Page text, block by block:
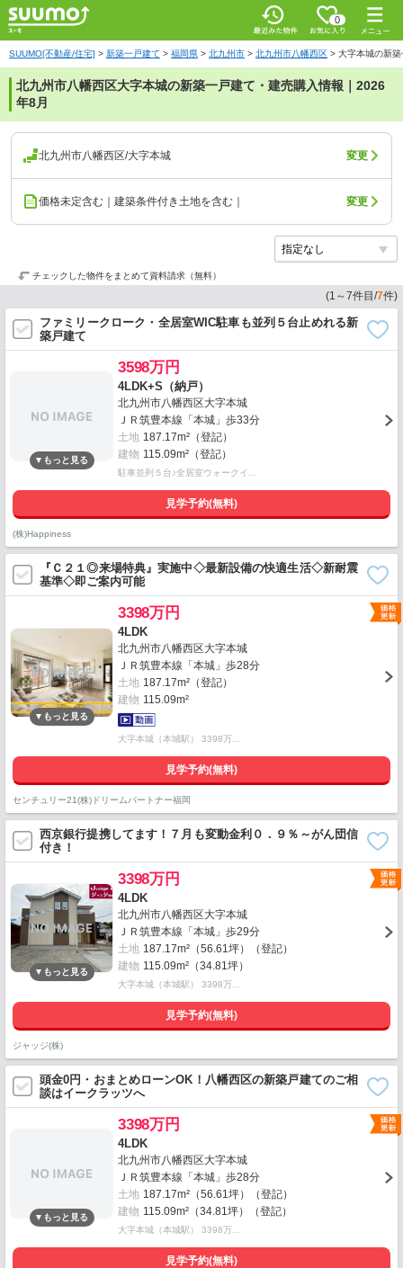
0
SUUMO[不動産/住宅] > 新築一戸建て > 福岡県 > 北九州市 > 北九州市八幡西区 > 大字本城の新
北九州市八幡西区大字本城の新築一戸建て・建売購入情報｜2026
年8月
北九州市八幡西区/大字本城 変更
価格未定含む｜建築条件付き土地を含む｜ 変更
チェックした物件をまとめて資料請求（無料）
(1 ～7件目/7件)
ファミリークローク・全居室WIC駐車も並列５台止めれる新
築戸建て
3598万円
4LDK+S（納戸）
北九州市八幡西区大字本城
ＪＲ筑豊本線「本城」歩33分
土地 187.17m²（登記）
建物 115.09m²（登記）
駐車並列５台♪全居室ウォークイ…
見学予約(無料)
(株)Happiness
『Ｃ２１◎来場特典』実施中◇最新設備の快適生活◇新耐震
基準◇即ご案内可能
3398万円
4LDK
北九州市八幡西区大字本城
ＪＲ筑豊本線「本城」歩28分
土地 187.17m²（登記）
建物 115.09m²
大字本城（本城駅） 3398万…
見学予約(無料)
センチュリー21(株)ドリームパートナー福岡
西京銀行提携してます！７月も変動金利０．９％～がん団信
付き！
3398万円
4LDK
北九州市八幡西区大字本城
ＪＲ筑豊本線「本城」歩29分
土地 187.17m²（56.61坪）（登記）
建物 115.09m²（34.81坪）
大字本城（本城駅） 3398万…
見学予約(無料)
ジャッジ(株)
頭金0円・おまとめローンOK！八幡西区の新築戸建てのご相
談はイークラッツへ
3398万円
4LDK
北九州市八幡西区大字本城
ＪＲ筑豊本線「本城」歩28分
土地 187.17m²（56.61坪）（登記）
建物 115.09m²（34.81坪）（登記）
大字本城（本城駅） 3398万…
見学予約(無料)